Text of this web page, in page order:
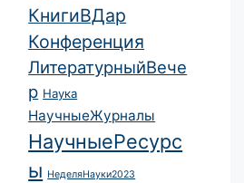
КнигиВДар
Конференция
ЛитературныйВече
р Наука
НаучныеЖурналы
НаучныеРесурс
ы НеделяНауки2023